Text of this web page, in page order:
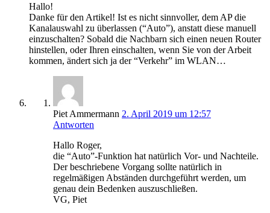
Hallo!
Danke für den Artikel! Ist es nicht sinnvoller, dem AP die
Kanalauswahl zu überlassen (“Auto”), anstatt diese manuell
einzuschalten? Sobald die Nachbarn sich einen neuen Router
hinstellen, oder Ihren einschalten, wenn Sie von der Arbeit
kommen, ändert sich ja der “Verkehr” im WLAN…
Piet Ammermann 2. April 2019 um 12:57
Antworten
Hallo Roger,
die “Auto”-Funktion hat natürlich Vor- und Nachteile.
Der beschriebene Vorgang sollte natürlich in
regelmäßigen Abständen durchgeführt werden, um
genau dein Bedenken auszuschließen.
VG, Piet